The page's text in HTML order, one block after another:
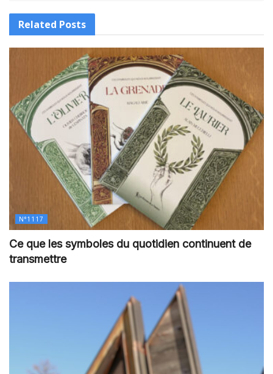
Related Posts
N°1117
Ce que les symboles du quotidien continuent de
transmettre